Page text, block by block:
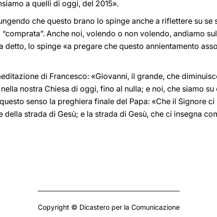
a quelli di oggi, del 2015».
che questo brano lo spinge anche a riflettere su se
Anche noi, volendo o non volendo, andiamo
detto, lo spinge «a pregare che questo annientamento
di Francesco: «Giovanni, il grande, che
nostra Chiesa di oggi, fino al nulla; e noi, che siamo
senso la preghiera finale del Papa: «Che il Signore
strada di Gesù; e la strada di Gesù, che ci insegna
Copyright © Dicastero per la Comunicazione